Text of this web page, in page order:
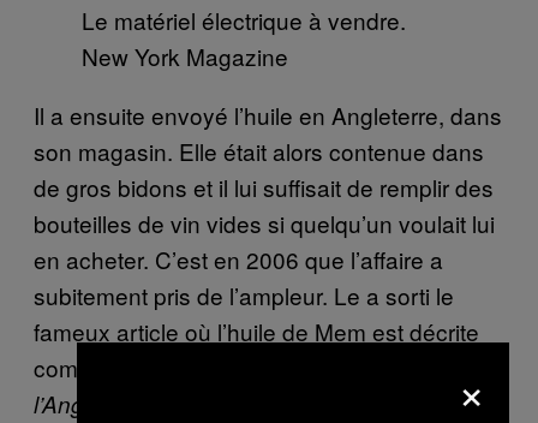
Le matériel électrique à vendre.
New York Magazine
Il a ensuite envoyé l’huile en Angleterre, dans
son magasin. Elle était alors contenue dans
de gros bidons et il lui suffisait de remplir des
bouteilles de vin vides si quelqu’un voulait lui
en acheter. C’est en 2006 que l’affaire a
subitement pris de l’ampleur. Le a sorti le
fameux article où l’huile de Mem est décrite
comme
l’Angleterre
×